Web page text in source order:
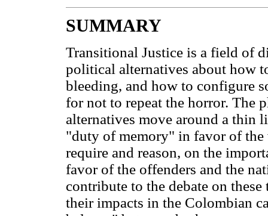
SUMMARY
Transitional Justice is a field of
political alternatives about how
bleeding, and how to configure
for not to repeat the horror. The
alternatives move around a thin
"duty of memory" in favor of the
require and reason, on the
favor of the offenders and the
contribute to the debate on
their impacts in the Colombian